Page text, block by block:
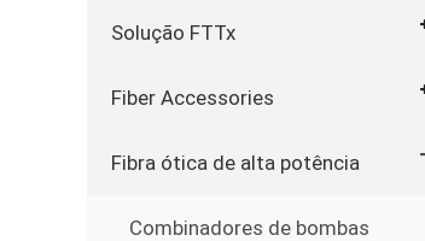
Solução FTTx
Fiber Accessories
Fibra ótica de alta potência
Combinadores de bombas